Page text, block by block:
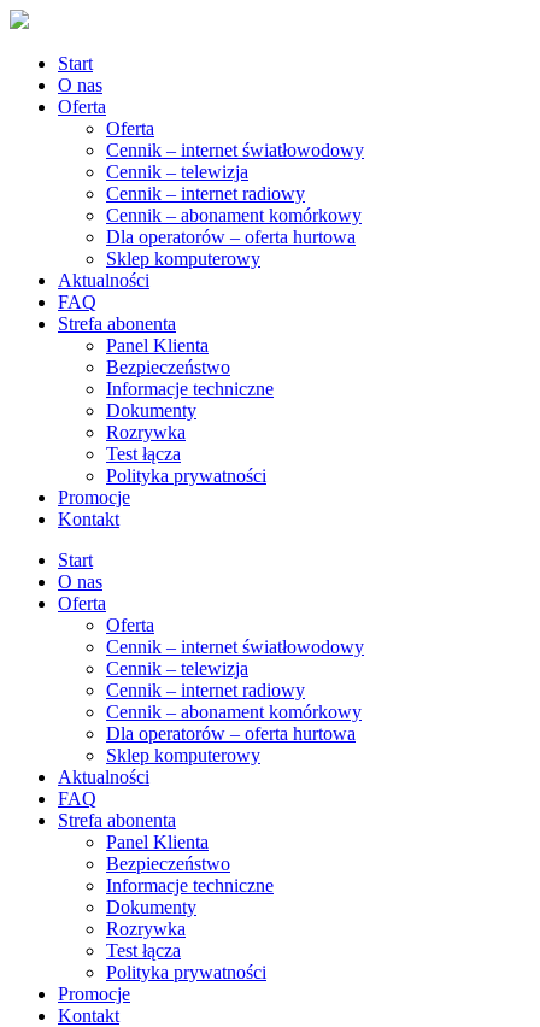
Start
O nas
Oferta
Oferta
Cennik – internet światłowodowy
Cennik – telewizja
Cennik – internet radiowy
Cennik – abonament komórkowy
Dla operatorów – oferta hurtowa
Sklep komputerowy
Aktualności
FAQ
Strefa abonenta
Panel Klienta
Bezpieczeństwo
Informacje techniczne
Dokumenty
Rozrywka
Test łącza
Polityka prywatności
Promocje
Kontakt
Start
O nas
Oferta
Oferta
Cennik – internet światłowodowy
Cennik – telewizja
Cennik – internet radiowy
Cennik – abonament komórkowy
Dla operatorów – oferta hurtowa
Sklep komputerowy
Aktualności
FAQ
Strefa abonenta
Panel Klienta
Bezpieczeństwo
Informacje techniczne
Dokumenty
Rozrywka
Test łącza
Polityka prywatności
Promocje
Kontakt